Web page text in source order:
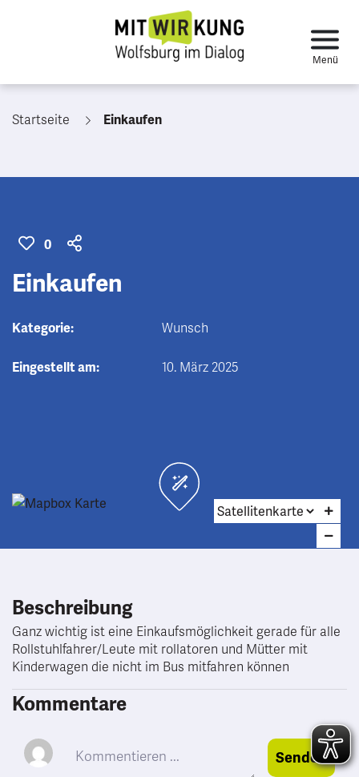
Startseite Einkaufen
0
Einkaufen
Kategorie: Wunsch
Eingestellt am: 10. März 2025
Beschreibung
Ganz wichtig ist eine Einkaufsmöglichkeit gerade für alle
Rollstuhlfahrer/Leute mit rollatoren und Mütter mit
Kinderwagen die nicht im Bus mitfahren können
Kommentare
Senden